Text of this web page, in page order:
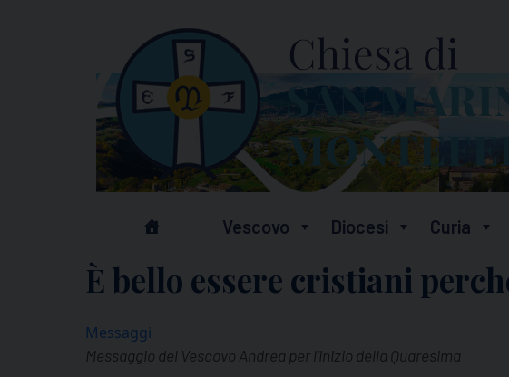
Vescovo Diocesi Curia
È bello essere cristiani
Messaggi
Messaggio del Vescovo Andrea per l’inizio della Quaresima